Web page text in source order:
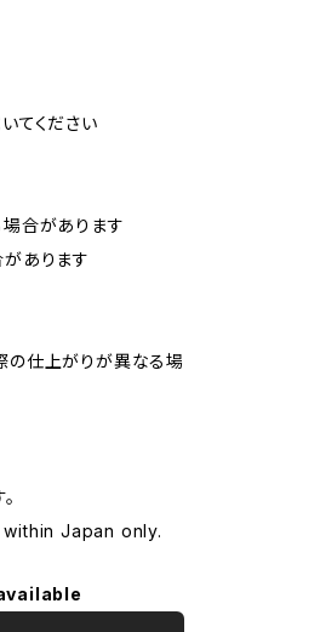
てください
場合があります
があります
の仕上がりが異なる場
Japan only.